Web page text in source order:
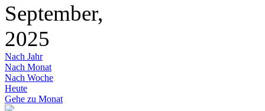
September,
2025
Nach Jahr
Nach Monat
Nach Woche
Heute
Gehe zu Monat